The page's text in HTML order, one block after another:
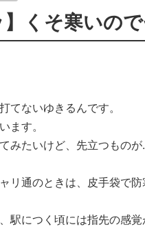
】くそ寒いの
てないゆきるんです。
ます。
みたいけど、先立つもの
リ通のときは、皮手袋で防
駅につく頃には指先の感覚